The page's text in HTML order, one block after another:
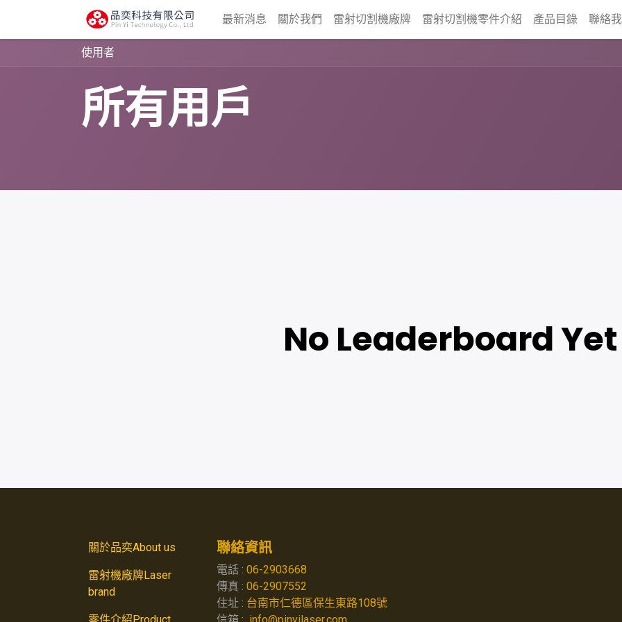
最新消息 關於我們 雷射切割機廠牌 雷射切割機零件介紹 產品目錄 聯絡
使用者
所有用戶
No Leaderboard
關於品奕About us
雷射機廠牌Laser
brand
聯絡資訊
電話 : 06-2903668
傳真 : 06-2907552
住址 : 台南市仁德區保生東路108號